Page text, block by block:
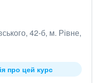
42-б, м. Рівне,
про цей курс